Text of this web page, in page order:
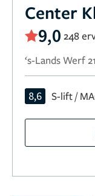
Center
9,0 248
‘s-Lands Werf
8,6 S-lift /